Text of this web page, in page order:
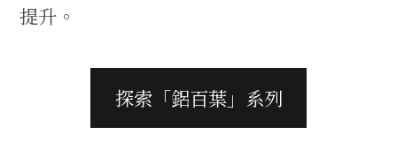
提升。
探索「鋁百葉」系列